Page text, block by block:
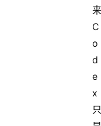
来
C
o
d
e
x
只